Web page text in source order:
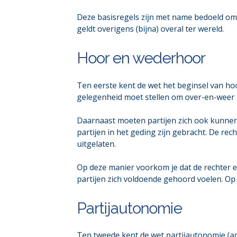
Deze basisregels zijn met name bedoeld
geldt overigens (bijna) overal ter wereld.
Hoor en wederhoor
Ten eerste kent de wet het beginsel van
gelegenheid moet stellen om over-en-
Daarnaast moeten partijen zich ook
partijen in het geding zijn gebracht. De
uitgelaten.
Op deze manier voorkom je dat de
partijen zich voldoende gehoord voelen.
Partijautonomie